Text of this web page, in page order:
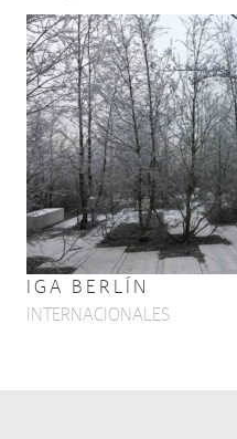
IGA BERLÍN
INTERNACIONALES